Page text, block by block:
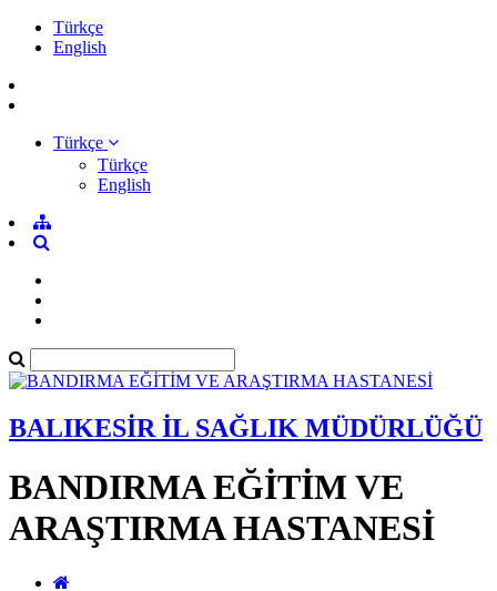
Türkçe
English
Türkçe
Türkçe
English
BALIKESİR İL SAĞLIK MÜDÜRLÜĞÜ
BANDIRMA EĞİTİM VE
ARAŞTIRMA HASTANESİ